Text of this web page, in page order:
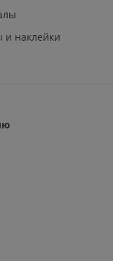
и наклейки